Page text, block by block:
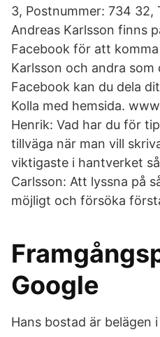
3, Postnummer: 734 32,
Andreas Karlsson finns
Facebook för att
Karlsson och andra som
Facebook kan du dela
Kolla med hemsida.
Henrik: Vad har du för
tillväga när man vill
viktigaste i hantverket
Carlsson: Att lyssna på
möjligt och försöka
Google
Hans bostad är belägen